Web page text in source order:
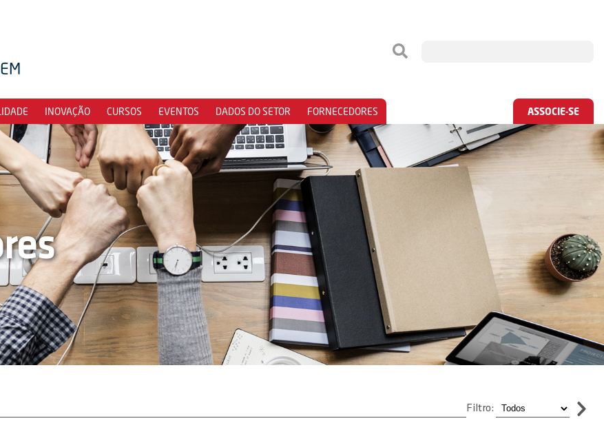
INOVAÇÃO CURSOS EVENTOS DADOS DO SETOR FORNECEDORES ASSOCIE-SE
Filtro: